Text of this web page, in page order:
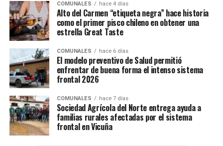
COMUNALES hace 4 días
Alto del Carmen “etiqueta negra” hace historia
como el primer pisco chileno en obtener una
estrella Great Taste
COMUNALES hace 6 días
El modelo preventivo de Salud permitió
enfrentar de buena forma el intenso sistema
frontal 2026
COMUNALES hace 7 días
Sociedad Agrícola del Norte entrega ayuda a
familias rurales afectadas por el sistema
frontal en Vicuña